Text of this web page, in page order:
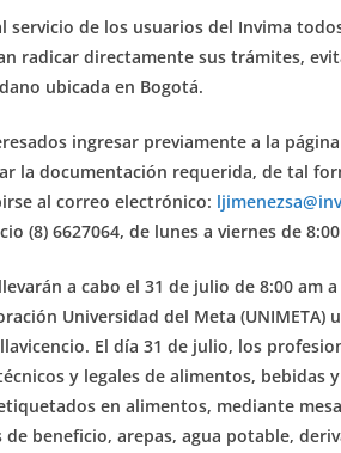
servicio de los usuarios del Invima
radicar directamente sus trámites,
ubicada en Bogotá.
ingresar previamente a la
la documentación requerida, de tal
al correo electrónico:
(8) 6627064, de lunes a viernes de
a cabo el 31 de julio de 8:00 am
Universidad del Meta (UNIMETA)
El día 31 de julio, los
y legales de alimentos, bebidas
en alimentos, mediante
beneficio, arepas, agua potable,